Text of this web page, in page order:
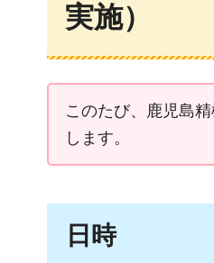
実施）
このたび、鹿児島
します。
日時